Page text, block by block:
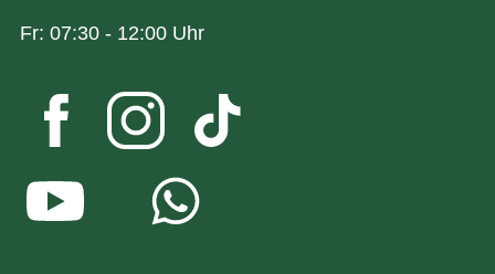
Fr: 07:30 - 12:00 Uhr